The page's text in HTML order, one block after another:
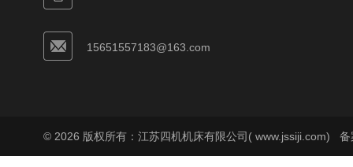
15651557183@163.com
© 2026 版权所有：江苏四机机床有限公司( www.jssiji.com) 备